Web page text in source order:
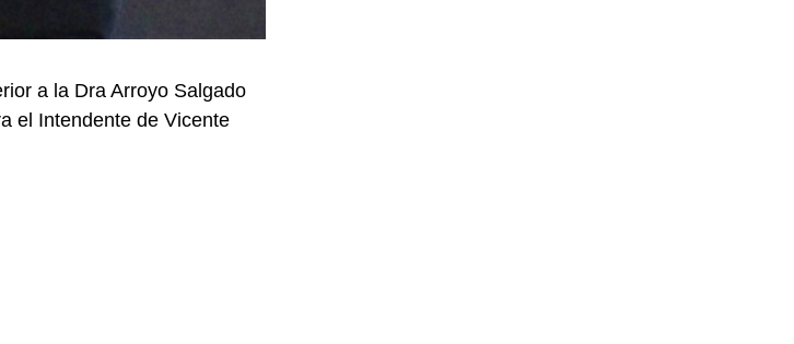
a la Dra Arroyo Salgado
el Intendente de Vicente